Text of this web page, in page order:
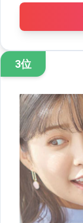
3位